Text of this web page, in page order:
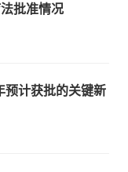
批准情况
预计获批的关键新